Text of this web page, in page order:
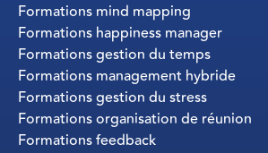
Formations mind mapping
Formations happiness manager
Formations gestion du temps
Formations management hybride
Formations gestion du stress
Formations organisation de réunion
Formations feedback